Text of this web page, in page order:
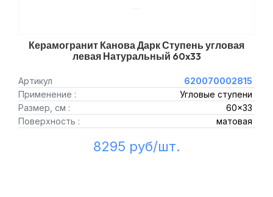
Керамогранит Канова Дарк Ступень угловая
левая Натуральный 60x33
Артикул
620070002815
Применение :
Угловые ступени
Размер, см :
60x33
Поверхность :
матовая
8295 руб/шт.